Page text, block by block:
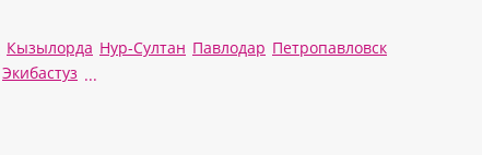
Кызылорда Нур-Султан Павлодар Петропавловск
Экибастуз ...